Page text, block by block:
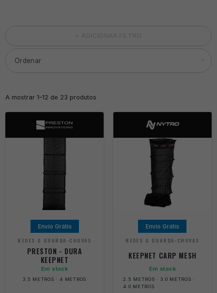
A mostrar 1–12 de 23 produtos
Envio Grátis
REDES & GUARDA-CHUVAS
PRESTON - DURA
KEEPNET
Em stock
3.5 METROS · 4 METROS
Envio Grátis
REDES & GUARDA-CHUVAS
KEEPNET CARP MESH
Em stock
2.5 METROS · 3.0 METROS ·
4.0 METROS